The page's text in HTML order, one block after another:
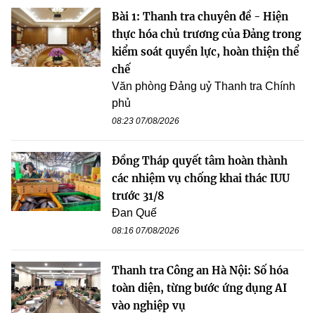
Bài 1: Thanh tra chuyên đề - Hiện
thực hóa chủ trương của Đảng trong
kiểm soát quyền lực, hoàn thiện thể
chế
Văn phòng Đảng uỷ Thanh tra Chính
phủ
08:23 07/08/2026
Đồng Tháp quyết tâm hoàn thành
các nhiệm vụ chống khai thác IUU
trước 31/8
Đan Quế
08:16 07/08/2026
Thanh tra Công an Hà Nội: Số hóa
toàn diện, từng bước ứng dụng AI
vào nghiệp vụ